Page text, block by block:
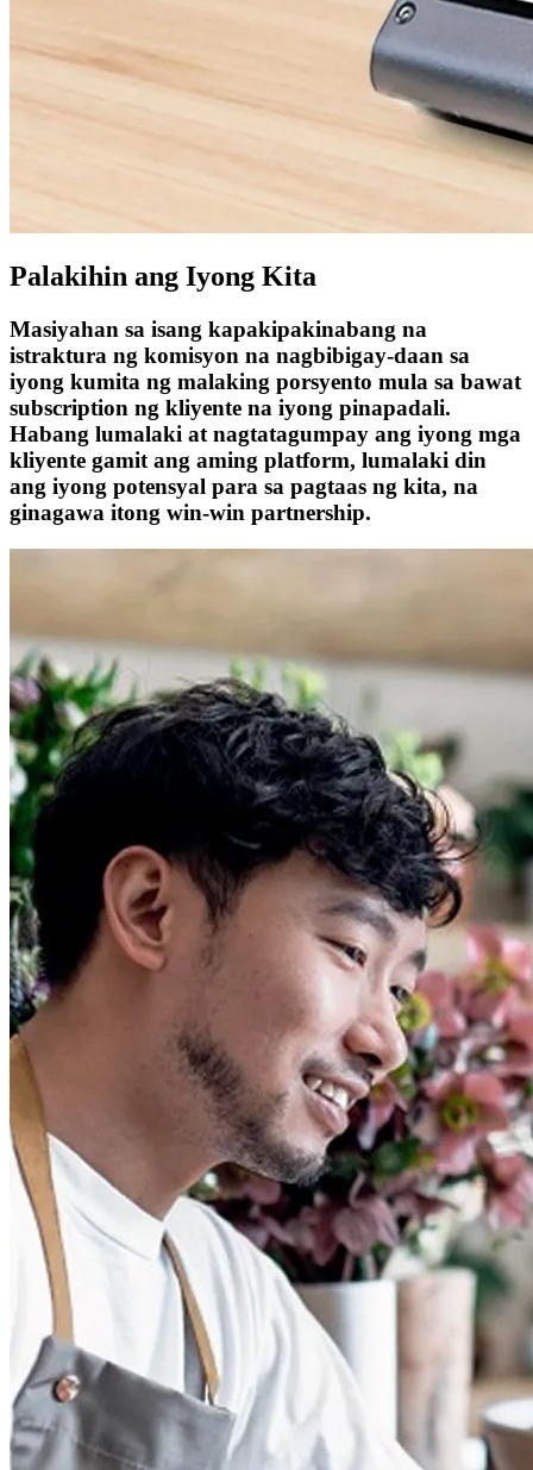
Palakihin ang Iyong Kita
Masiyahan sa isang kapakipakinabang na
istraktura ng komisyon na nagbibigay-daan sa
iyong kumita ng malaking porsyento mula sa bawat
subscription ng kliyente na iyong pinapadali.
Habang lumalaki at nagtatagumpay ang iyong mga
kliyente gamit ang aming platform, lumalaki din
ang iyong potensyal para sa pagtaas ng kita, na
ginagawa itong win-win partnership.